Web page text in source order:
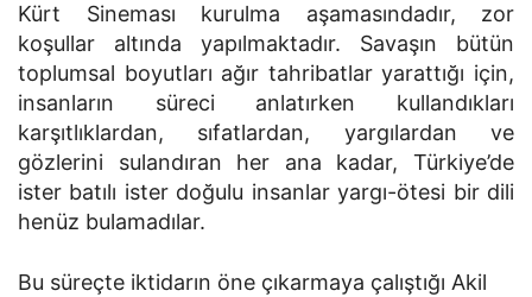
Kürt Sineması kurulma aşamasındadır, zor
koşullar altında yapılmaktadır. Savaşın bütün
toplumsal boyutları ağır tahribatlar yarattığı için,
insanların süreci anlatırken kullandıkları
karşıtlıklardan, sıfatlardan, yargılardan ve
gözlerini sulandıran her ana kadar, Türkiye’de
ister batılı ister doğulu insanlar yargı-ötesi bir dili
henüz bulamadılar.
Bu süreçte iktidarın öne çıkarmaya çalıştığı Akil